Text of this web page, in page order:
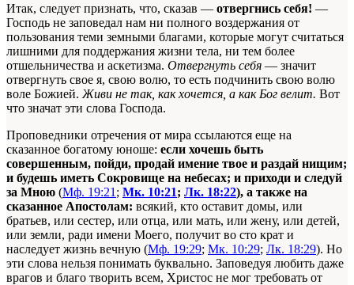
Итак, следует признать, что, сказав — отвергнись себя! —
Господь не заповедал нам ни полного воздержания от
пользования теми земными благами, которые могут считаться
лишними для поддержания жизни тела, ни тем более
отшельничества и аскетизма. Отвергнуть себя — значит
отвергнуть свое я, свою волю, то есть подчинить свою волю
воле Божией. Живи не так, как хочется, а как Бог велит. Вот
что значат эти слова Господа.
Проповедники отречения от мира ссылаются еще на
сказанное богатому юноше: если хочешь быть
совершенным, пойди, продай имение твое и раздай нищим;
и будешь иметь Сокровище на небесах; и приходи и следуй
за Мною (Мф. 19:21 ; Мк. 10:21; Лк. 18:22), а также на
сказанное Апостолам: всякий, кто оставит домы, или
братьев, или сестер, или отца, или мать, или жену, или детей,
или земли, ради имени Моего, получит во сто крат и
наследует жизнь вечную (Мф. 19:29; Мк. 10:29; Лк. 18:29). Но
эти слова нельзя понимать буквально. Заповедуя любить даже
врагов и благо творить всем, Христос не мог требовать от